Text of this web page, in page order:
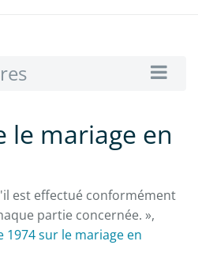
le mariage en
est effectué conformément
partie concernée. »,
1974 sur le mariage en